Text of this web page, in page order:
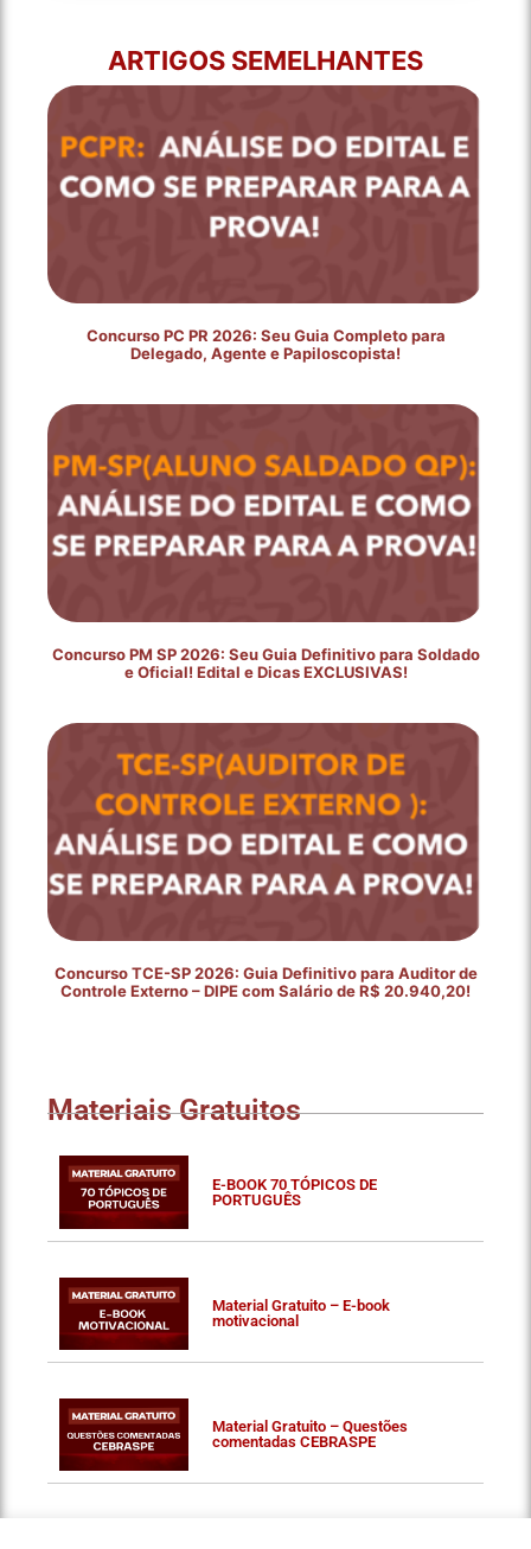
ARTIGOS SEMELHANTES
Concurso PC PR 2026: Seu Guia Completo para
Delegado, Agente e Papiloscopista!
Concurso PM SP 2026: Seu Guia Definitivo para Soldado
e Oficial! Edital e Dicas EXCLUSIVAS!
Concurso TCE-SP 2026: Guia Definitivo para Auditor de
Controle Externo – DIPE com Salário de R$ 20.940,20!
Materiais Gratuitos
E-BOOK 70 TÓPICOS DE
PORTUGUÊS
Material Gratuito – E-book
motivacional
Material Gratuito – Questões
comentadas CEBRASPE